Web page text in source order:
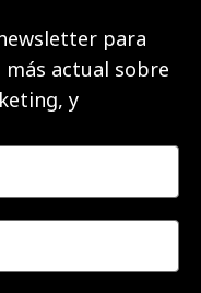
para
actual sobre
y